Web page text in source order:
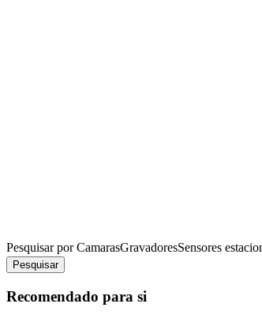
Pesquisar porCamarasGravadoresSensores
Pesquisar
Recomendado para si